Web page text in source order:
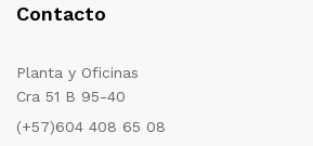
Contacto
Planta y Oficinas
Cra 51 B 95-40
(+57)604 408 65 08